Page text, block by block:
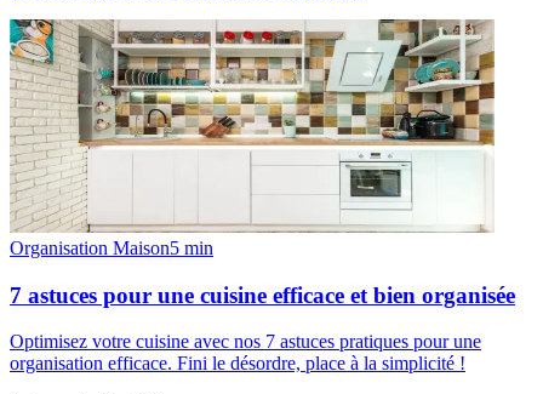
Organisation Maison5 min
7 astuces pour une cuisine efficace et bien organisée
Optimisez votre cuisine avec nos 7 astuces pratiques pour une
organisation efficace. Fini le désordre, place à la simplicité !